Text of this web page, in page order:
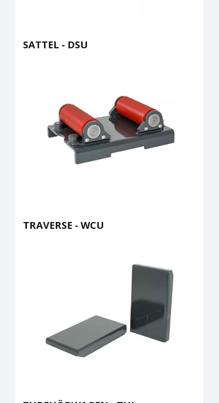
SATTEL - DSU
TRAVERSE - WCU